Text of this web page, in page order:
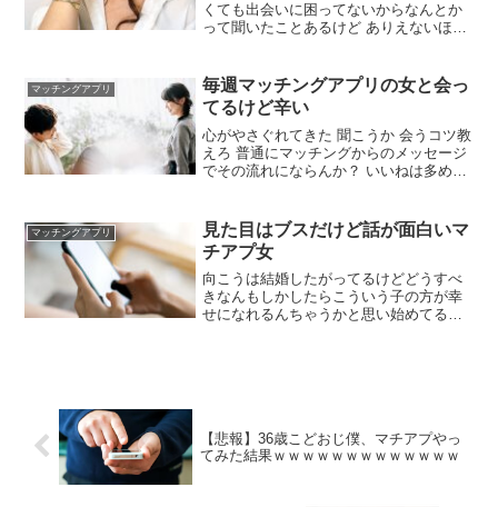
くても出会いに困ってないからなんとか
って聞いたことあるけど ありえないほど
比較してるのよくよく見ることや よーく
見るんや 男も加工すればええんやない
か？
マッチングアプリ
毎週マッチングアプリの女と会っ
てるけど辛い
心がやさぐれてきた 聞こうか 会うコツ教
えろ 普通にマッチングからのメッセージ
でその流れにならんか？ いいねは多めに
い？ どうやったら毎週会えるんだよ！ 顔
自称普通でギリ170cm無いけど会えてる
からやり方だと思う ちょっと遠出したり
はするけど
マッチングアプリ
見た目はブスだけど話が面白いマ
チアプ女
向こうは結婚したがってるけどどうすべ
きなんもしかしたらこういう子の方が幸
せになれるんちゃうかと思い始めてる性
【悲報】36歳こどおじ僕、マチアプやっ
てみた結果ｗｗｗｗｗｗｗｗｗｗｗｗｗ